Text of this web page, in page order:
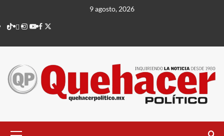
contenido
9 agosto, 2026
TikTok
threads
Instagram
Youtube
Facebook
X